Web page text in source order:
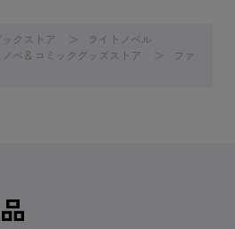
クストア
ライトノベル
ベ＆コミックグッズストア
ファ